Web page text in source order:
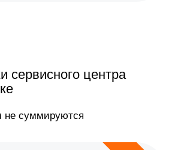
сервисного центра
не суммируются